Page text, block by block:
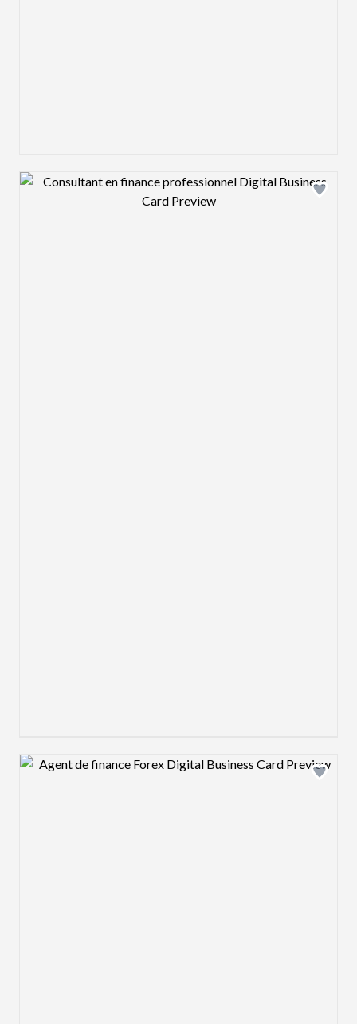
Design preview image
Design preview image